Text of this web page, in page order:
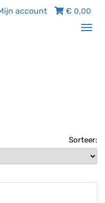
€ 0,00
account
Sorteer: